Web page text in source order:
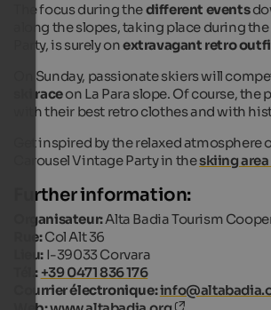
The focus during thedifferent events
along the slopes, taking place during
Party, is surely onextravagant retro
On Sunday, passionate skiers will
ski raceon La Para slope. Of course, the
with their best retro clothes and with
Get inspired by the relaxed atmosphere
Carousel Vintage Party in theskiing
Further information:
Organisateur:Alta Badia Tourism
Rue:Col Alt 36
Lieu: I-39033 Corvara
Tél.: +39 0471 836 176
Courrier électronique: